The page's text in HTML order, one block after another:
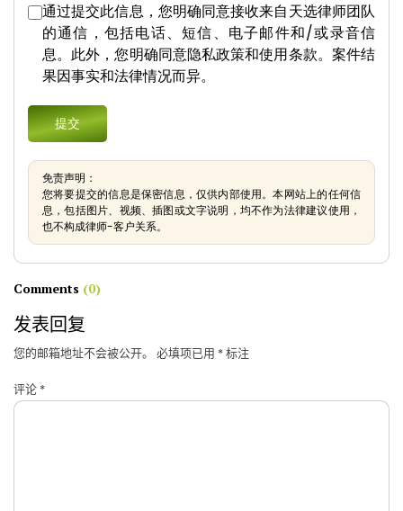
通过提交此信息，您明确同意接收来自天选律师团队
的通信，包括电话、短信、电子邮件和/或录音信
息。此外，您明确同意隐私政策和使用条款。案件结
果因事实和法律情况而异。
免责声明：
您将要提交的信息是保密信息，仅供内部使用。本网站上的任何信
息，包括图片、视频、插图或文字说明，均不作为法律建议使用，
也不构成律师-客户关系。
Comments (0)
发表回复
您的邮箱地址不会被公开。 必填项已用 *标注
评论 *